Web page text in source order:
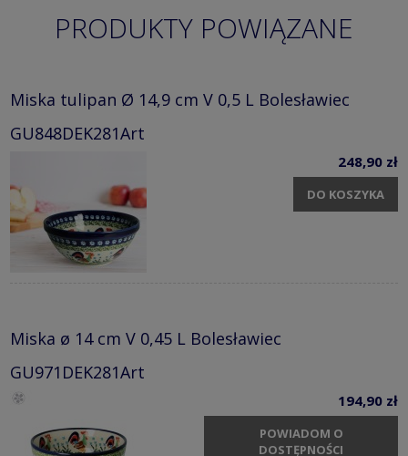
PRODUKTY POWIĄZANE
Miska tulipan Ø 14,9 cm V 0,5 L Bolesławiec
GU848DEK281Art
248,90 zł
DO KOSZYKA
Miska ø 14 cm V 0,45 L Bolesławiec
GU971DEK281Art
194,90 zł
POWIADOM O
DOSTĘPNOŚCI